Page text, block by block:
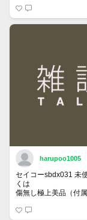
harupoo1005
セイコーsbdx031 未
くは
傷無し極上美品（付